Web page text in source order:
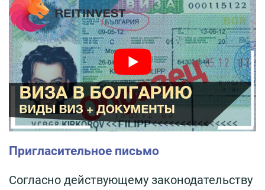
Пригласительное письмо
Согласно действующему законодательству